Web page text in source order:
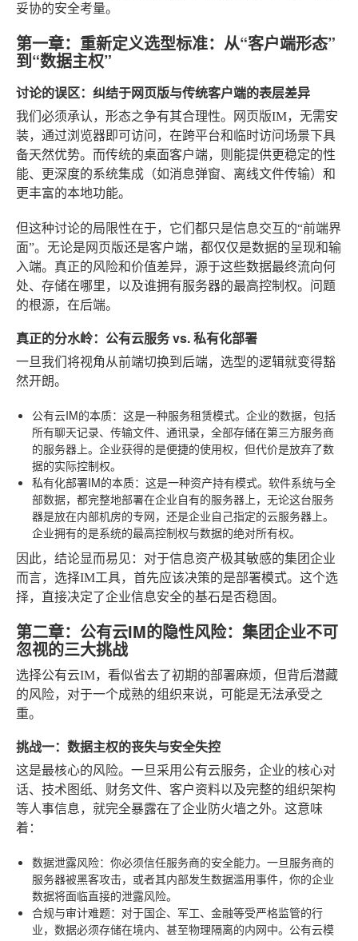
妥协的安全考量。
第一章：重新定义选型标准：从“客户端形态”
到“数据主权”
讨论的误区：纠结于网页版与传统客户端的表层差异
我们必须承认，形态之争有其合理性。网页版IM，无需安
装，通过浏览器即可访问，在跨平台和临时访问场景下具
备天然优势。而传统的桌面客户端，则能提供更稳定的性
能、更深度的系统集成（如消息弹窗、离线文件传输）和
更丰富的本地功能。
但这种讨论的局限性在于，它们都只是信息交互的“前端界
面”。无论是网页版还是客户端，都仅仅是数据的呈现和输
入端。真正的风险和价值差异，源于这些数据最终流向何
处、存储在哪里，以及谁拥有服务器的最高控制权。问题
的根源，在后端。
真正的分水岭：公有云服务 vs. 私有化部署
一旦我们将视角从前端切换到后端，选型的逻辑就变得豁
然开朗。
公有云IM的本质：这是一种服务租赁模式。企业的数据，包括
所有聊天记录、传输文件、通讯录，全部存储在第三方服务商
的服务器上。企业获得的是便捷的使用权，但代价是放弃了数
据的实际控制权。
私有化部署IM的本质：这是一种资产持有模式。软件系统与全
部数据，都完整地部署在企业自有的服务器上，无论这台服务
器是放在内部机房的专网，还是企业自己指定的云服务器上。
企业拥有的是系统的最高控制权与数据的绝对所有权。
因此，结论显而易见：对于信息资产极其敏感的集团企业
而言，选择IM工具，首先应该决策的是部署模式。这个选
择，直接决定了企业信息安全的基石是否稳固。
第二章：公有云IM的隐性风险：集团企业不可
忽视的三大挑战
选择公有云IM，看似省去了初期的部署麻烦，但背后潜藏
的风险，对于一个成熟的组织来说，可能是无法承受之
重。
挑战一：数据主权的丧失与安全失控
这是最核心的风险。一旦采用公有云服务，企业的核心对
话、技术图纸、财务文件、客户资料以及完整的组织架构
等人事信息，就完全暴露在了企业防火墙之外。这意味
着：
数据泄露风险：你必须信任服务商的安全能力。一旦服务商的
服务器被黑客攻击，或者其内部发生数据滥用事件，你的企业
数据将面临直接的泄露风险。
合规与审计难题：对于国企、军工、金融等受严格监管的行
业，数据必须存储在境内、甚至物理隔离的内网中。公有云模